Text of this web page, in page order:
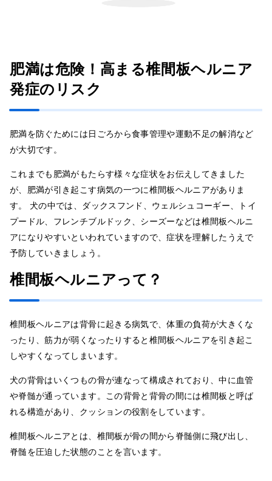
肥満は危険！高まる椎間板ヘルニア
発症のリスク
肥満を防ぐためには日ごろから食事管理や運動不足の解消など
が大切です。
これまでも肥満がもたらす様々な症状をお伝えしてきました
が、肥満が引き起こす病気の一つに椎間板ヘルニアがありま
す。 犬の中では、ダックスフンド、ウェルシュコーギー、トイ
プードル、フレンチブルドック、シーズーなどは椎間板ヘルニ
アになりやすいといわれていますので、症状を理解したうえで
予防していきましょう。
椎間板ヘルニアって？
椎間板ヘルニアは背骨に起きる病気で、体重の負荷が大きくな
ったり、筋力が弱くなったりすると椎間板ヘルニアを引き起こ
しやすくなってしまいます。
犬の背骨はいくつもの骨が連なって構成されており、中に血管
や脊髄が通っています。この背骨と背骨の間には椎間板と呼ば
れる構造があり、クッションの役割をしています。
椎間板ヘルニアとは、椎間板が骨の間から脊髄側に飛び出し、
脊髄を圧迫した状態のことを言います。